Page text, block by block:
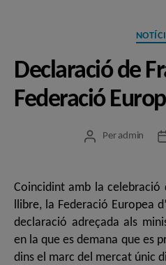
Declaració de
Federació
Autor
Per admin
Coincidint amb la celebració
llibre, la Federació Europea
declaració adreçada als
en la que es demana que es
dins el marc del mercat únic